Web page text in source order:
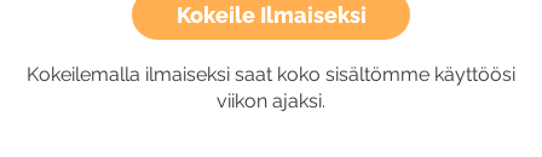
Kokeile Ilmaiseksi
Kokeilemalla ilmaiseksi saat koko sisältömme käyttöösi
viikon ajaksi.